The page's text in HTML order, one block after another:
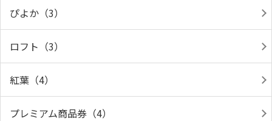
ぴよか（3）
ロフト（3）
紅葉（4）
プレミアム商品券（4）